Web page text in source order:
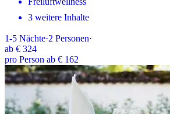
3 weitere Inhalte
1-5 Nächte·2 Personen·
ab € 324
pro Person ab € 162